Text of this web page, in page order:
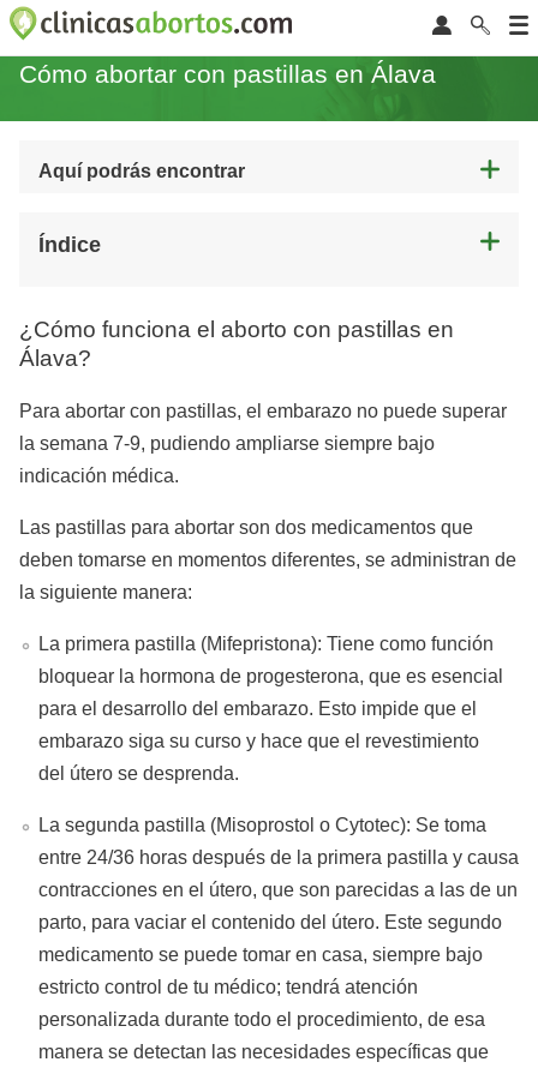
Cómo abortar con pastillas en Álava
Aquí podrás encontrar
Índice
¿Cómo funciona el aborto con pastillas en
Álava?
Para abortar con pastillas, el embarazo no puede superar
la semana 7-9, pudiendo ampliarse siempre bajo
indicación médica.
Las pastillas para abortar son dos medicamentos que
deben tomarse en momentos diferentes, se administran de
la siguiente manera:
La primera pastilla (Mifepristona): Tiene como función
bloquear la hormona de progesterona, que es esencial
para el desarrollo del embarazo. Esto impide que el
embarazo siga su curso y hace que el revestimiento
del útero se desprenda.
La segunda pastilla (Misoprostol o Cytotec): Se toma
entre 24/36 horas después de la primera pastilla y causa
contracciones en el útero, que son parecidas a las de un
parto, para vaciar el contenido del útero. Este segundo
medicamento se puede tomar en casa, siempre bajo
estricto control de tu médico; tendrá atención
personalizada durante todo el procedimiento, de esa
manera se detectan las necesidades específicas que